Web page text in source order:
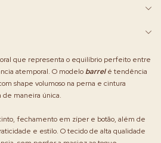
que representa o equilíbrio perfeito entre
atemporal. O modelobarrelé tendência
shape volumoso na perna e cintura
de maneira única.
fechamento em zíper e botão, além de
e estilo. O tecido de alta qualidade